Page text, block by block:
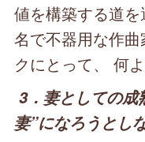
値を構築する道
名で不器用な作
クにとって、 何
3．妻としての
妻”になろうとし